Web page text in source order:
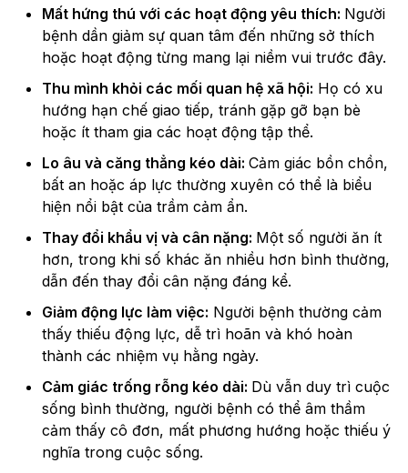
Mất hứng thú với các hoạt động yêu thích: Người
bệnh dần giảm sự quan tâm đến những sở thích
hoặc hoạt động từng mang lại niềm vui trước đây.
Thu mình khỏi các mối quan hệ xã hội: Họ có xu
hướng hạn chế giao tiếp, tránh gặp gỡ bạn bè
hoặc ít tham gia các hoạt động tập thể.
Lo âu và căng thẳng kéo dài: Cảm giác bồn chồn,
bất an hoặc áp lực thường xuyên có thể là biểu
hiện nổi bật của trầm cảm ẩn.
Thay đổi khẩu vị và cân nặng: Một số người ăn ít
hơn, trong khi số khác ăn nhiều hơn bình thường,
dẫn đến thay đổi cân nặng đáng kể.
Giảm động lực làm việc: Người bệnh thường cảm
thấy thiếu động lực, dễ trì hoãn và khó hoàn
thành các nhiệm vụ hằng ngày.
Cảm giác trống rỗng kéo dài: Dù vẫn duy trì cuộc
sống bình thường, người bệnh có thể âm thầm
cảm thấy cô đơn, mất phương hướng hoặc thiếu ý
nghĩa trong cuộc sống.